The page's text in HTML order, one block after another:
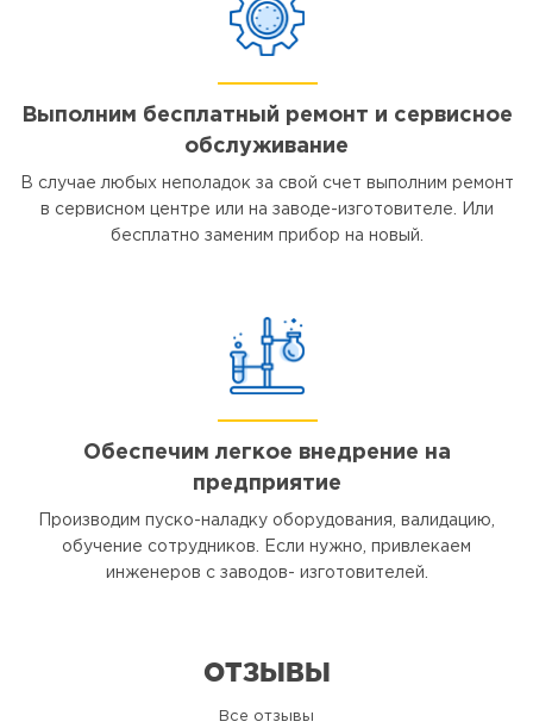
Выполним бесплатный ремонт и сервисное
обслуживание
В случае любых неполадок за свой счет выполним ремонт
в сервисном центре или на заводе-изготовителе. Или
бесплатно заменим прибор на новый.
Обеспечим легкое внедрение на
предприятие
Производим пуско-наладку оборудования, валидацию,
обучение сотрудников. Если нужно, привлекаем
инженеров с заводов- изготовителей.
ОТЗЫВЫ
Все отзывы